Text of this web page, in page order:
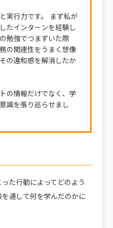
実行力です。 まず私が
たインターンを経験し
勉強でつまずいた際
の関連性をうまく想像
の違和感を解消したか
の情報だけでなく、学
識を張り巡らせまし
た行動によってどのよう
通して何を学んだのかに